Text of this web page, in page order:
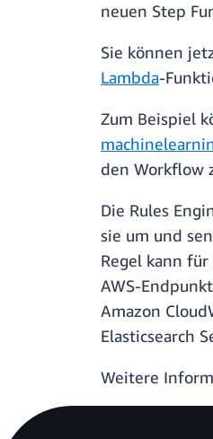
neuen Step
Sie können
Lambda-
Zum Beispiel
den Workflow
Die Rules
sie um und
Regel kann
AWS-
Amazon
Elasticsearch
Weitere